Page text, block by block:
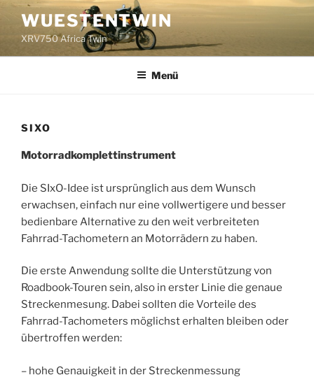
Zum
Inhalt
springen
WUESTENTWIN
XRV750 Africa Twin
Menü
SIXO
Motorradkomplettinstrument
Die SIxO-Idee ist ursprünglich aus dem Wunsch
erwachsen, einfach nur eine vollwertigere und besser
bedienbare Alternative zu den weit verbreiteten
Fahrrad-Tachometern an Motorrädern zu haben.
Die erste Anwendung sollte die Unterstützung von
Roadbook-Touren sein, also in erster Linie die genaue
Streckenmesung. Dabei sollten die Vorteile des
Fahrrad-Tachometers möglichst erhalten bleiben oder
übertroffen werden:
– hohe Genauigkeit in der Streckenmessung